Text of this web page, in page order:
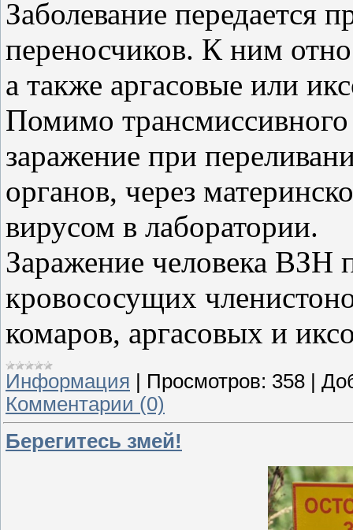
Заболевание передается
переносчиков. К ним
а также аргасовые или
Помимо
заражение при
органов, через
вирусом в лаборатории.
Заражение человека ВЗН
кровососущих
комаров, аргасовых и
Информация Просмотров: 358
Комментарии (0)
Берегитесь змей!